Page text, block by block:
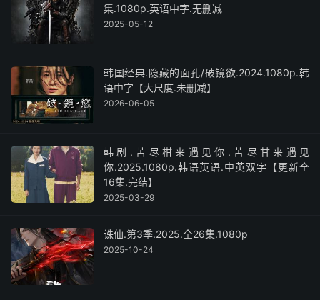
集.1080p.英语中字.无删减
2025-05-12
韩国经典.隐藏的面孔/破镜欲.2024.1080p.韩
语中字【大尺度.未删减】
2026-06-05
韩剧.苦尽柑来遇见你.苦尽甘来遇见
你.2025.1080p.韩语英语.中英双字【更新全
16集.完结】
2025-03-29
诛仙.第3季.2025.全26集.1080p
2025-10-24